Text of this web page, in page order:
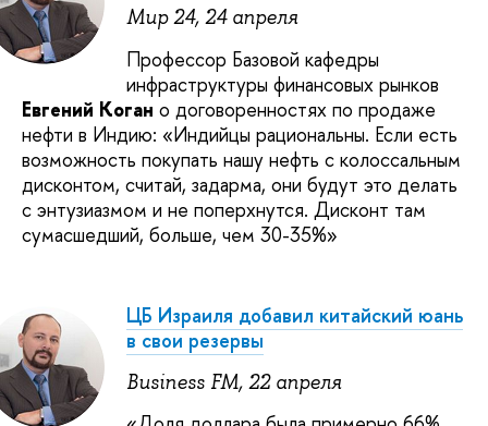
Мир 24, 24 апреля
Профессор Базовой кафедры
инфраструктуры финансовых рынков
Евгений Коган о договоренностях по продаже
нефти в Индию: «Индийцы рациональны. Если есть
возможность покупать нашу нефть с колоссальным
дисконтом, считай, задарма, они будут это делать
с энтузиазмом и не поперхнутся. Дисконт там
сумасшедший, больше, чем 30-35%»
ЦБ Израиля добавил китайский юань
в свои резервы
Business FM, 22 апреля